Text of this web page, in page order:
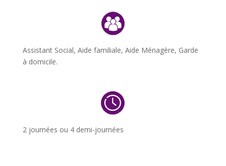
Assistant Social, Aide familiale, Aide Ménagère, Garde
à domicile.
2 journées ou 4 demi-journées